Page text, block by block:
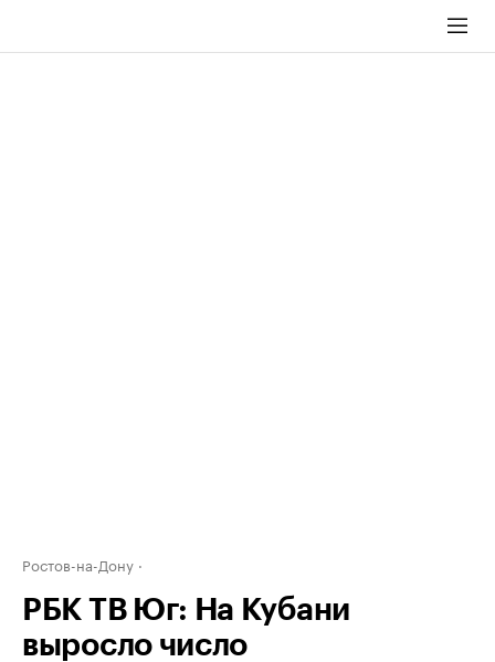
Ростов-на-Дону
РБК ТВ Юг: На Кубани
выросло число